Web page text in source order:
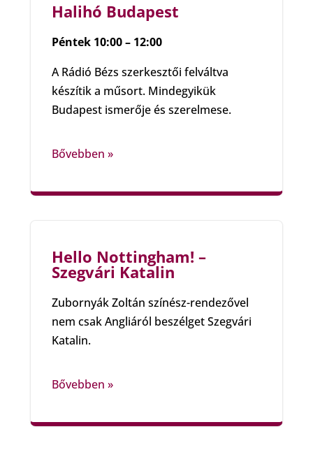
Halihó Budapest
Péntek 10:00 – 12:00
A Rádió Bézs szerkesztői felváltva
készítik a műsort. Mindegyikük
Budapest ismerője és szerelmese.
Bővebben »
Hello Nottingham! –
Szegvári Katalin
Zubornyák Zoltán színész-rendezővel
nem csak Angliáról beszélget Szegvári
Katalin.
Bővebben »